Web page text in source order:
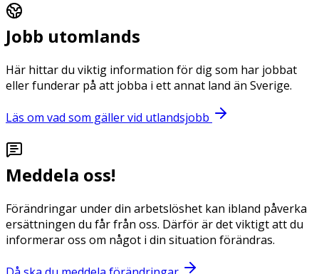
Jobb utomlands
Här hittar du viktig information för dig som har jobbat
eller funderar på att jobba i ett annat land än Sverige.
Läs om vad som gäller vid utlandsjobb
Meddela oss!
Förändringar under din arbetslöshet kan ibland påverka
ersättningen du får från oss. Därför är det viktigt att du
informerar oss om något i din situation förändras.